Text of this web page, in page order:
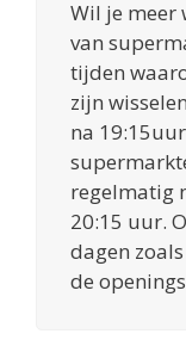
Wil je meer
van
tijden
zijn
na
regelmatig
20:15 uur.
dagen
de